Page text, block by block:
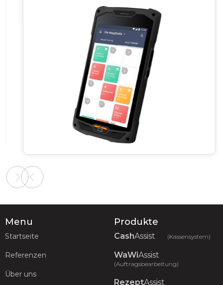
Slide 2 of 2.
Menu
Startseite
Referenzen
Über uns
Produkte
CashAssist (Kassensystem)
WaWiAssist
(Auftragsbearbeitung)
RezeptAssist